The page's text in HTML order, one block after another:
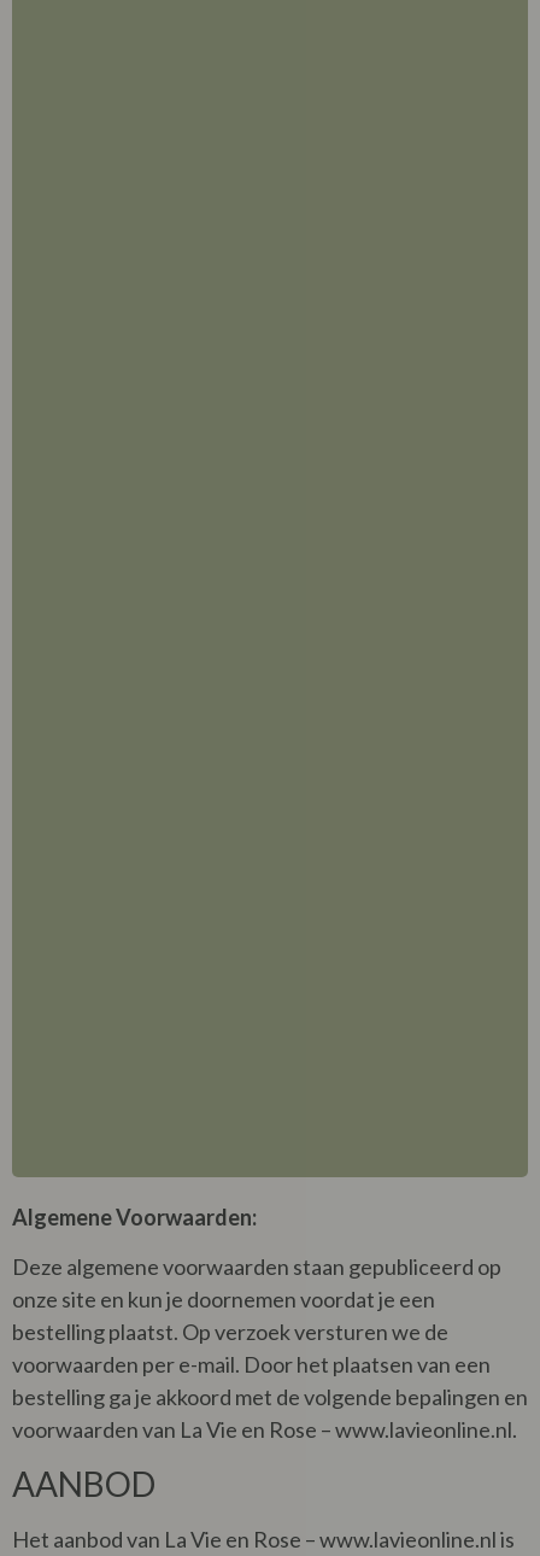
Algemene Voorwaarden:
Deze algemene voorwaarden staan gepubliceerd op
onze site en kun je doornemen voordat je een
bestelling plaatst. Op verzoek versturen we de
voorwaarden per e-mail. Door het plaatsen van een
bestelling ga je akkoord met de volgende bepalingen en
voorwaarden van La Vie en Rose – www.lavieonline.nl.
AANBOD
Het aanbod van La Vie en Rose – www.lavieonline.nl is